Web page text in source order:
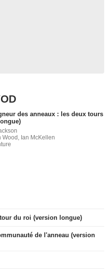
des anneaux : les deux tours
Wood, Ian McKellen
du roi (version longue)
de l'anneau (version